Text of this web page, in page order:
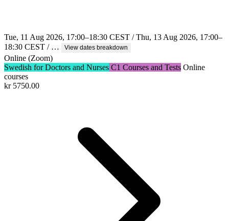
Tue, 11 Aug 2026, 17:00–18:30 CEST / Thu, 13 Aug 2026, 17:00–
18:30 CEST / …
View dates breakdown
Online (Zoom)
Swedish for Doctors and Nurses C1 Courses and Tests Online
courses
kr 5750.00